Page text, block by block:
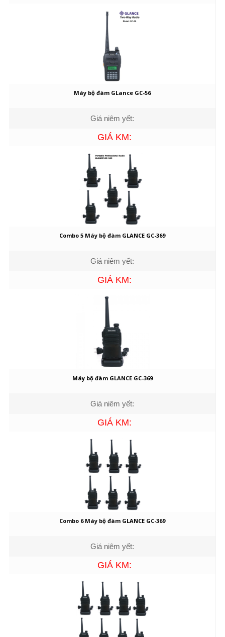
Máy bộ đàm GLance GC-56
Giá niêm yết:
GIÁ KM:
Combo 5 Máy bộ đàm GLANCE GC-369
Giá niêm yết:
GIÁ KM:
Máy bộ đàm GLANCE GC-369
Giá niêm yết:
GIÁ KM:
Combo 6 Máy bộ đàm GLANCE GC-369
Giá niêm yết:
GIÁ KM: